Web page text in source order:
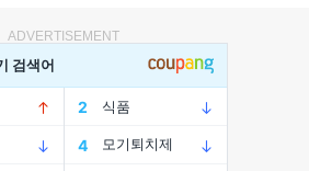
ADVERTISEMENT